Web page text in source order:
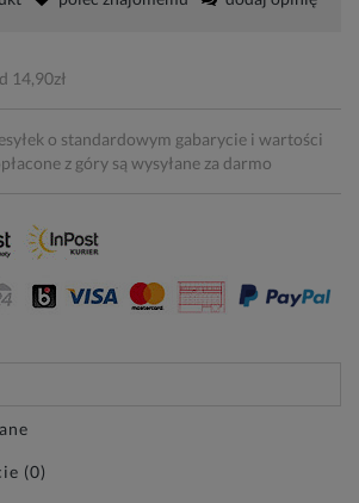
14,90zł
o standardowym gabarycie i wartości
z góry są wysyłane za darmo
(0)